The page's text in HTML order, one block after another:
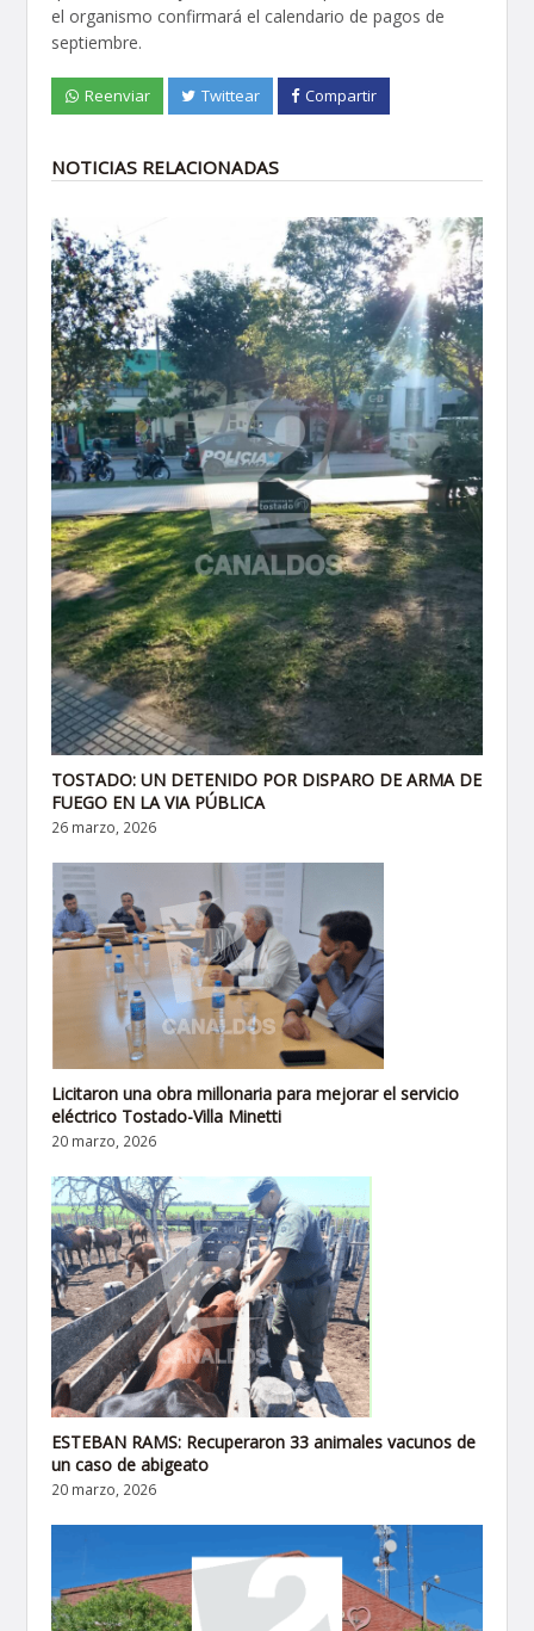
el organismo confirmará el calendario de pagos de
septiembre.
Reenviar Twittear Compartir
NOTICIAS RELACIONADAS
TOSTADO: UN DETENIDO POR DISPARO DE ARMA DE
FUEGO EN LA VIA PÚBLICA
26 marzo, 2026
Licitaron una obra millonaria para mejorar el servicio
eléctrico Tostado-Villa Minetti
20 marzo, 2026
ESTEBAN RAMS: Recuperaron 33 animales vacunos de
un caso de abigeato
20 marzo, 2026